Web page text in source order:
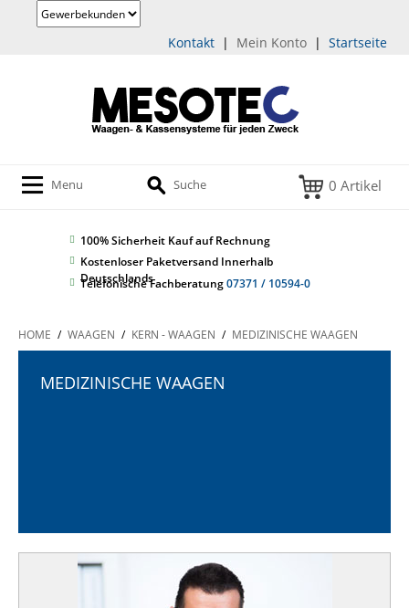
Startseite
|
Mein Konto
|
Kontakt
Menu Suche 0 Artikel
100% Sicherheit Kauf auf Rechnung
Kostenloser Paketversand Innerhalb
Deutschlands
Telefonische Fachberatung07371 / 10594-0
HOME / WAAGEN / KERN - WAAGEN / MEDIZINISCHE WAAGEN
MEDIZINISCHE WAAGEN